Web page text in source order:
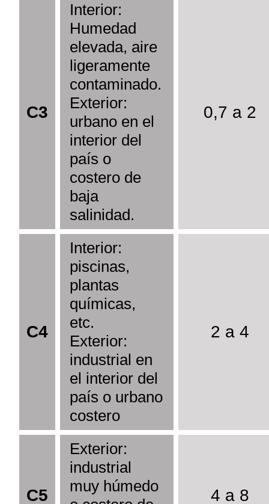
C3
Interior:
Humedad
elevada, aire
ligeramente
contaminado.
Exterior:
urbano en el
interior del
país o
costero de
baja
salinidad.
0,7 a 2
C4
Interior:
piscinas,
plantas
químicas,
etc.
Exterior:
industrial en
el interior del
país o urbano
costero
2 a 4
C5
Exterior:
industrial
muy húmedo
4 a 8